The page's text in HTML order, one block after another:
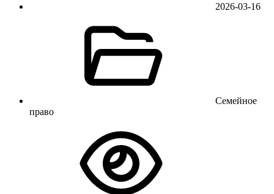
2026-03-16
Семейное
право